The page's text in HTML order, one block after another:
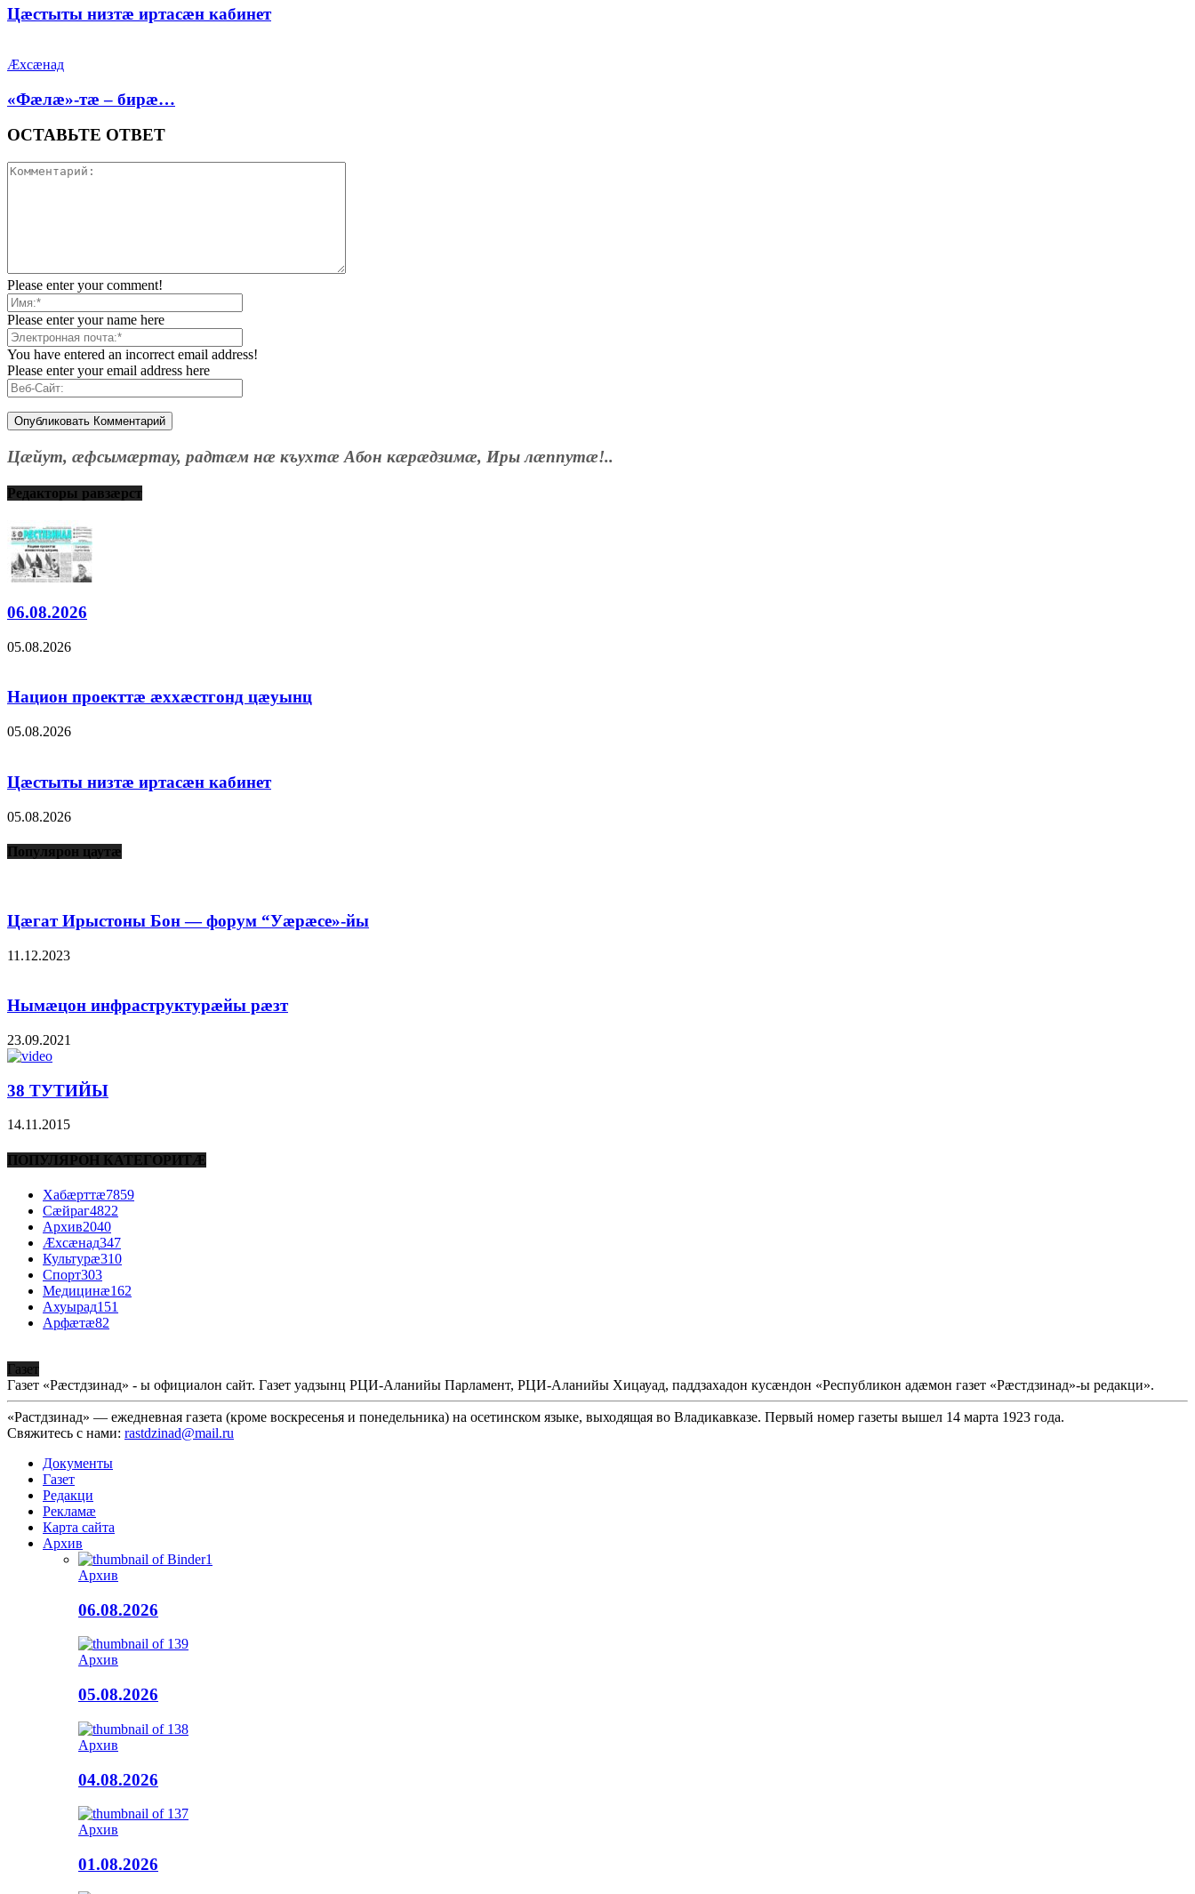
Цæстыты низтæ иртасæн кабинет
Æхсæнад
«Фæлæ»-тæ – бирæ…
ОСТАВЬТЕ ОТВЕТ
Please enter your comment!
Please enter your name here
You have entered an incorrect email address!
Please enter your email address here
Цæйут, æфсымæртау, радтæм нæ къухтæ Абон кæрæдзимæ, Иры лæппутæ!..
Редакторы равзæрст
06.08.2026
05.08.2026
Национ проекттæ æххæстгонд цæуынц
05.08.2026
Цæстыты низтæ иртасæн кабинет
05.08.2026
Популярон цаутæ
Цæгат Ирыстоны Бон — форум “Уæрæсе»-йы
11.12.2023
Нымæцон инфраструктурæйы рæзт
23.09.2021
38 ТУТИЙЫ
14.11.2015
ПОПУЛЯРОН КАТЕГОРИТÆ
Хабæрттæ7859
Сæйраг4822
Архив2040
Æхсæнад347
Культурæ310
Спорт303
Медицинæ162
Ахуырад151
Арфæтæ82
Газет
Газет «Рæстдзинад» - ы официалон сайт. Газет уадзынц РЦИ-Аланийы Парламент, РЦИ-Аланийы Хицауад, паддзахадон кусæндон «Республикон адæмон газет «Рæстдзинад»-ы редакци».
«Растдзинад» — ежедневная газета (кроме воскресенья и понедельника) на осетинском языке, выходящая во Владикавказе. Первый номер газеты вышел 14 марта 1923 года.
Свяжитесь с нами: rastdzinad@mail.ru
Документы
Газет
Редакци
Рекламæ
Карта сайта
Архив
Архив
06.08.2026
Архив
05.08.2026
Архив
04.08.2026
Архив
01.08.2026